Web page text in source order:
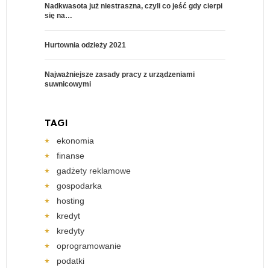
Nadkwasota już niestraszna, czyli co jeść gdy cierpi
się na…
Hurtownia odzieży 2021
Najważniejsze zasady pracy z urządzeniami
suwnicowymi
TAGI
ekonomia
finanse
gadżety reklamowe
gospodarka
hosting
kredyt
kredyty
oprogramowanie
podatki